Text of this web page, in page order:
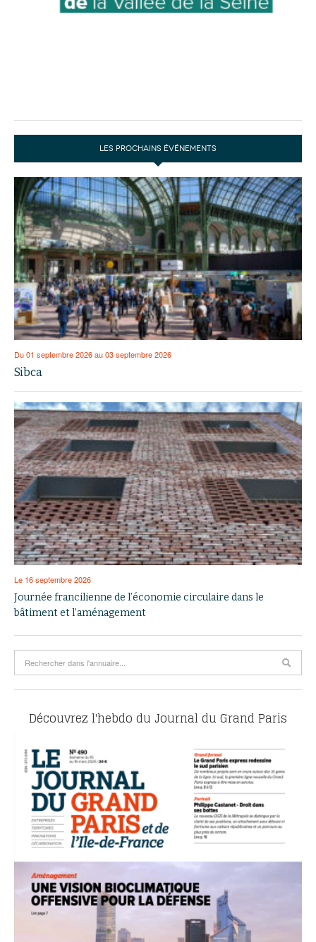
LES PROCHAINS ÉVÉNEMENTS
Du 01 septembre 2026 au 03 septembre 2026
Sibca
Le 16 septembre 2026
Journée francilienne de l’économie circulaire dans le
bâtiment et l’aménagement
Découvrez l'hebdo du Journal du Grand Paris